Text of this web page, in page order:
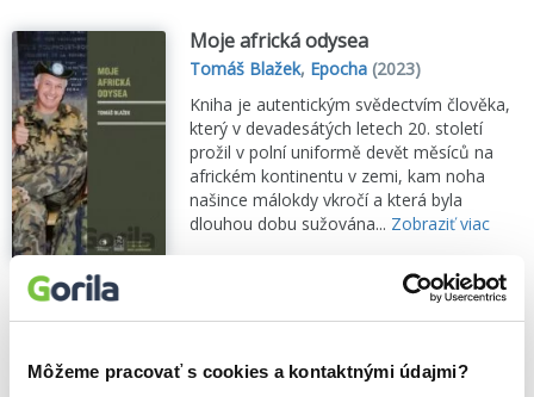
Môžeme pracovať s cookies a kontaktnými údajmi?
Moje africká odysea
Tomáš Blažek, Epocha (2023)
Kniha je autentickým svědectvím člověka,
který v devadesátých letech 20. století
prožil v polní uniformě devět měsíců na
africkém kontinentu v zemi, kam noha
našince málokdy vkročí a která byla
dlouhou dobu sužována... Zobraziť viac